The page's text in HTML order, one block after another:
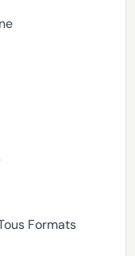
Formats